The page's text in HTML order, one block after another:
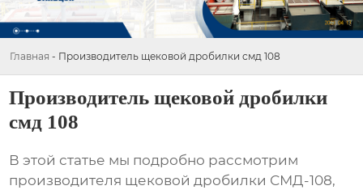
Главная - Производитель щековой дробилки смд 108
Производитель щековой дробилки
смд 108
В этой статье мы подробно рассмотрим
производителя щековой дробилки СМД-108,